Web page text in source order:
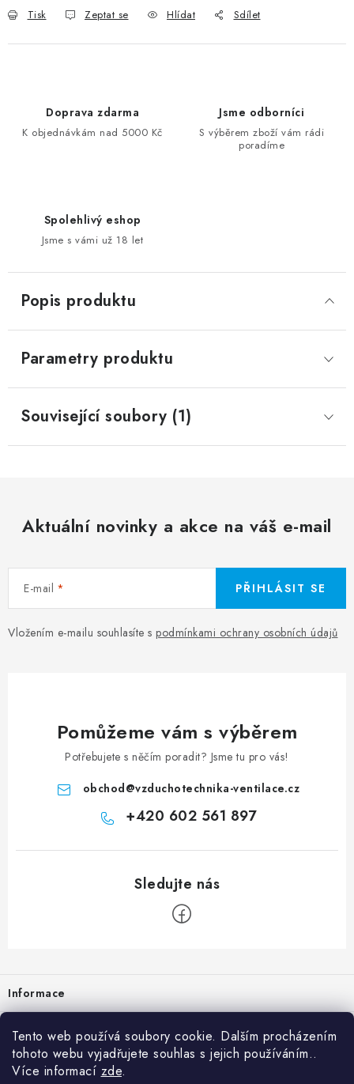
Tento web používá soubory cookie. Dalším procházením
tohoto webu vyjadřujete souhlas s jejich používáním..
Více informací zde.
Tisk Zeptat se Hlídat Sdílet
Doprava zdarma
K objednávkám nad 5000 Kč
Jsme odborníci
S výběrem zboží vám rádi
poradíme
Spolehlivý eshop
Jsme s vámi už 18 let
Popis produktu
Parametry produktu
Související soubory (1)
Aktuální novinky a akce na váš e-mail
E-mail
Vložením e-mailu souhlasíte s podmínkami ochrany osobních údajů
PŘIHLÁSIT SE
Pomůžeme vám s výběrem
Potřebujete s něčím poradit? Jsme tu pro vás!
obchod@vzduchotechnika-ventilace.cz
+420 602 561 897
Informace
Prodejna
Rady a tipy